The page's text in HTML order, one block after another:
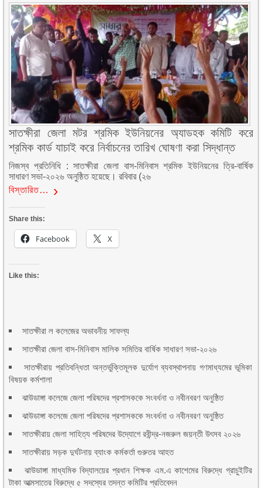
সাতক্ষীরা জেলা মটর শ্রমিক ইউনিয়নের অ্যাডহক কমিটি করে
শ্রমিক কার্ড যাচাই করে নির্বাচনের তারিখ ঘোষণা করা সিদ্ধান্ত
নিজস্ব প্রতিনিধি : সাতক্ষীরা জেলা বাস-মিনিবাস শ্রমিক ইউনিয়নের ত্রি-বার্ষিক
সাধারণ সভা-২০২৬ অনুষ্ঠিত হয়েছে। রবিবার (২৬
বিস্তারিত…
Share this:
Facebook X
Like this:
সাতক্ষীরা ল কলেজের অভাবনীয় সাফল্য
সাতক্ষীরা জেলা বাস-মিনিবাস মালিক সমিতির বার্ষিক সাধারণ সভা-২০২৬
সাতক্ষীরায় প্রতিবন্ধিতা অন্তর্ভুক্তিমূলক দুর্যোগ ব্যবস্থাপনায় গণমাধ্যমের ভূমিকা
বিষয়ক কর্মশালা
ঝাউডাঙ্গা কলেজে জেলা পরিষদের প্রশাসককে সংবর্ধনা ও নবীনবরণ অনুষ্ঠিত
ঝাউডাঙ্গা কলেজে জেলা পরিষদের প্রশাসককে সংবর্ধনা ও নবীনবরণ অনুষ্ঠিত
সাতক্ষীরায় জেলা সাহিত্য পরিষদের উদ্যোগে রবীন্দ্র-নজরুল জয়ন্তী উৎসব ২০২৬
সাতক্ষীরায় সড়ক দুর্ঘটনায় ব্যাংক কর্মকর্তা গুরুতর আহত
ঝাউডাঙ্গা মাধ্যমিক বিদ্যালয়ের প্রধান শিক্ষক এম.এ কাশেমের বিরুদ্ধে গ্রাচুইটির
টাকা আত্মসাতের বিরুদ্ধে ৫ সদস্যের তদন্ত কমিটির প্রতিবেদন